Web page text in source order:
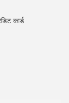
कार्ड